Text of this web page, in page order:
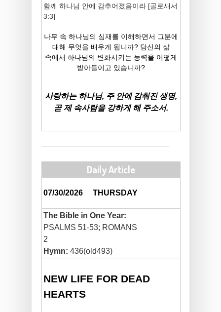
함께 하나님 안에 감추어졌음이라 [골로새서
3:3]
나무 속 하나님의 심재를 이해하면서 그분에
대해 무엇을 배우게 됩니까? 당신의 삶
속에서 하나님의 변화시키는 능력을 어떻게
받아들이고 있습니까?
사랑하는 하나님, 주 안에 감춰진 생명,
곧 제 속사람을 강하게 해 주소서.
Daily Article
07/30/2026THURSDAY
The Bible in One Year:
PSALMS 51-53; ROMANS
2
Hymn: 436(old493)
NEW LIFE FOR DEAD
HEARTS